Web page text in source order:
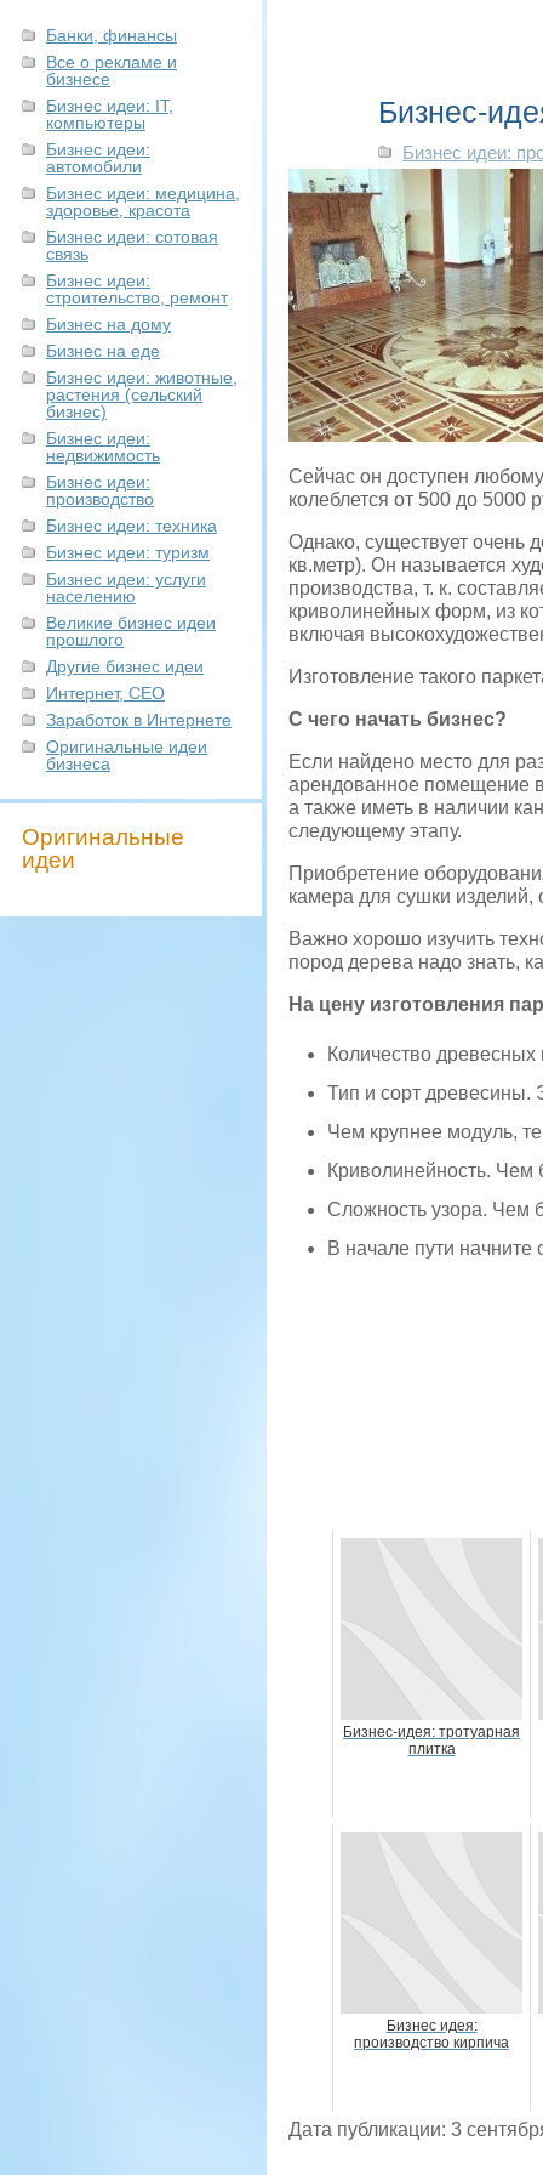
Банки, финансы
Все о рекламе и
бизнесе
Бизнес идеи: IT,
компьютеры
Бизнес идеи:
автомобили
Бизнес идеи: медицина,
здоровье, красота
Бизнес идеи: сотовая
связь
Бизнес идеи:
строительство, ремонт
Бизнес на дому
Бизнес на еде
Бизнес идеи: животные,
растения (сельский
бизнес)
Бизнес идеи:
недвижимость
Бизнес идеи:
производство
Бизнес идеи: техника
Бизнес идеи: туризм
Бизнес идеи: услуги
населению
Великие бизнес идеи
прошлого
Другие бизнес идеи
Интернет, СЕО
Заработок в Интернете
Оригинальные идеи
бизнеса
Оригинальные
идеи
Бизнес-
Бизнес идеи:
Сейчас он доступен
колеблется от 500 до 5000
Однако, существует очень
кв.метр). Он называется
производства, т. к.
криволинейных форм, из
включая
Изготовление такого
С чего начать бизнес?
Если найдено место для
арендованное помещение
а также иметь в наличии
следующему этапу.
Приобретение
камера для сушки изделий,
Важно хорошо изучить
пород дерева надо знать,
На цену изготовления
Количество
Тип и сорт древесины.
Чем крупнее модуль,
Криволинейность. Чем
Сложность узора. Чем
В начале пути
Бизнес-идея: тротуарная
плитка
Бизнес идея:
производство кирпича
Дата публикации: 3